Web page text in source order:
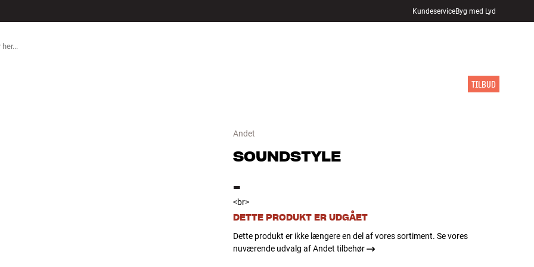
KundeserviceByg med Lyd
TILBUD
Andet
SOUNDSTYLE
-
<br>
DETTE PRODUKT ER UDGÅET
Dette produkt er ikke længere en del af vores sortiment. Se vores
nuværende udvalg af Andet tilbehør